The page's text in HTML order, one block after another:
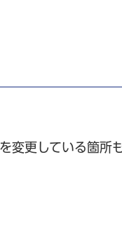
変更している箇所